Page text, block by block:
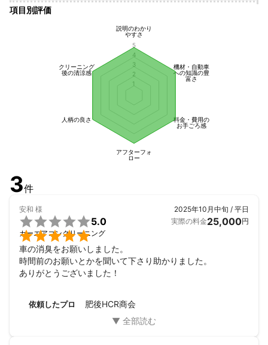
項目別評価
説明のわかり
やすさ
機材・自動車
への知識の豊
富さ
料金・費用の
お手ごろ感
アフターフォ
ロー
人柄の良さ
クリーニング
後の清涼感
1
2
3
4
5
3件
安和 様


5.0
カーエアコンクリーニング
2025年10月中旬 / 平日
実際の料金25,000円
車の消臭をお願いしました。
時間前のお願いとかを聞いて下さり助かりました。
ありがとうございました！
依頼したプロ 肥後HCR商会